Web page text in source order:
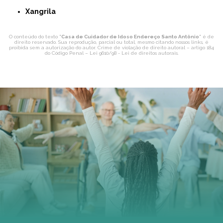
Xangrila
O conteúdo do texto "Casa de Cuidador de Idoso Endereço Santo Antônio" é de
direito reservado. Sua reprodução, parcial ou total, mesmo citando nossos links, é
proibida sem a autorização do autor. Crime de violação de direito autoral – artigo 184
do Código Penal – Lei 9610/98 - Lei de direitos autorais.